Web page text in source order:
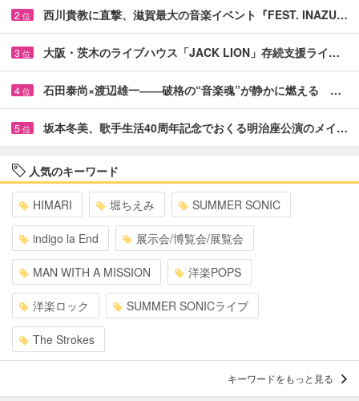
2 位 西川貴教に直撃、滋賀最大の音楽イベント『FEST. INAZU…
3 位 大阪・茨木のライブハウス「JACK LION」存続支援ライ…
4 位 石田泰尚×渡辺雄一――破格の“音楽魂”が静かに燃える …
5 位 坂本冬美、歌手生活40周年記念でおくる明治座公演のメイ…
人気のキーワード
HIMARI 堀ちえみ SUMMER SONIC
indigo la End 展示会/博覧会/展覧会
MAN WITH A MISSION 洋楽POPS
洋楽ロック SUMMER SONICライブ
The Strokes
キーワードをもっと見る